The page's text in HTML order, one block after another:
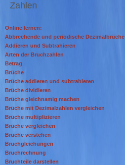
Zahlen
Online lernen:
Abbrechende und periodische Dezimalbrüche
Addieren und Subtrahieren
Arten der Bruchzahlen
Betrag
Brüche
Brüche addieren und subtrahieren
Brüche dividieren
Brüche gleichnamig machen
Brüche mit Dezimalzahlen vergleichen
Brüche multiplizieren
Brüche vergleichen
Brüche verstehen
Bruchgleichungen
Bruchrechnung
Bruchteile darstellen